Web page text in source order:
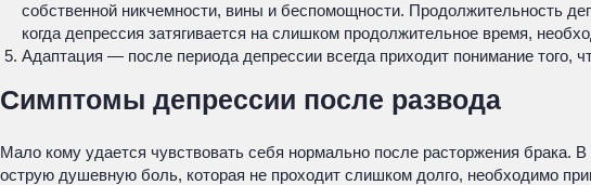
собственной никчемности, вины и беспомощности. Продолжительность
когда депрессия затягивается на слишком продолжительное время,
Адаптация — после периода депрессии всегда приходит понимание того,
Симптомы депрессии после развода
Мало кому удается чувствовать себя нормально после расторжения брака.
острую душевную боль, которая не проходит слишком долго, необходимо